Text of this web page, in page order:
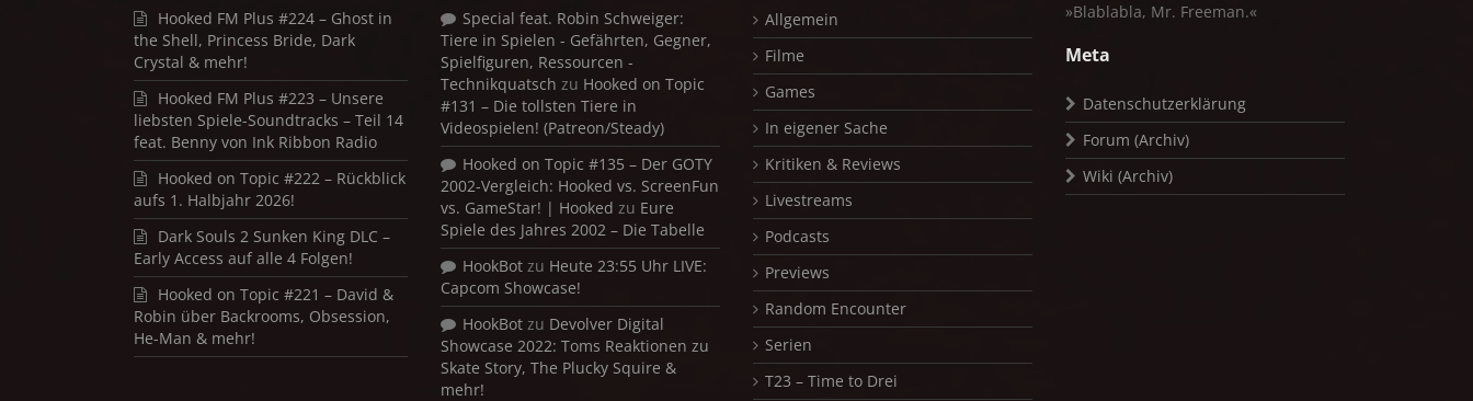
Hooked FM Plus #224 – Ghost in
the Shell, Princess Bride, Dark
Crystal & mehr!
Hooked FM Plus #223 – Unsere
liebsten Spiele-Soundtracks – Teil 14
feat. Benny von Ink Ribbon Radio
Hooked on Topic #222 – Rückblick
aufs 1. Halbjahr 2026!
Dark Souls 2 Sunken King DLC –
Early Access auf alle 4 Folgen!
Hooked on Topic #221 – David &
Robin über Backrooms, Obsession,
He-Man & mehr!
Special feat. Robin Schweiger:
Tiere in Spielen - Gefährten, Gegner,
Spielfiguren, Ressourcen -
Technikquatsch zu Hooked on Topic
#131 – Die tollsten Tiere in
Videospielen! (Patreon/Steady)
Hooked on Topic #135 – Der GOTY
2002-Vergleich: Hooked vs. ScreenFun
vs. GameStar! | Hooked zu Eure
Spiele des Jahres 2002 – Die Tabelle
HookBot zu Heute 23:55 Uhr LIVE:
Capcom Showcase!
HookBot zu Devolver Digital
Showcase 2022: Toms Reaktionen zu
Skate Story, The Plucky Squire &
mehr!
Allgemein
Filme
Games
In eigener Sache
Kritiken & Reviews
Livestreams
Podcasts
Previews
Random Encounter
Serien
T23 – Time to Drei
»Blablabla, Mr. Freeman.«
Meta
Datenschutzerklärung
Forum (Archiv)
Wiki (Archiv)